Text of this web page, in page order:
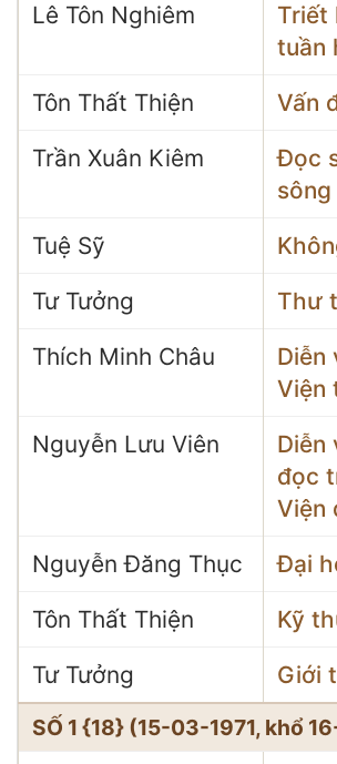
Lê Tôn Nghiêm
Triết
tuần
Tôn Thất Thiện
Vấn
Trần Xuân Kiêm
Đọc
sông
Tuệ Sỹ
Tư Tưởng
Thư
Thích Minh Châu
Diễn
Viện
Nguyễn Lưu Viên
Diễn
đọc
Viện
Nguyễn Đăng Thục
Đại
Tôn Thất Thiện
Kỹ
Tư Tưởng
Giới
SỐ 1 {18} (15-03-1971, khổ